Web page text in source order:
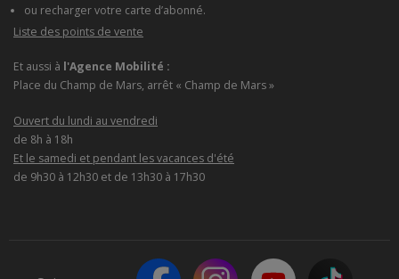
ou recharger votre carte d’abonné.
Liste des points de vente
Et aussi à l'Agence Mobilité :
Place du Champ de Mars, arrêt « Champ de Mars »
Ouvert du lundi au vendredi
de 8h à 18h
Et le samedi et pendant les vacances d'été
de 9h30 à 12h30 et de 13h30 à 17h30